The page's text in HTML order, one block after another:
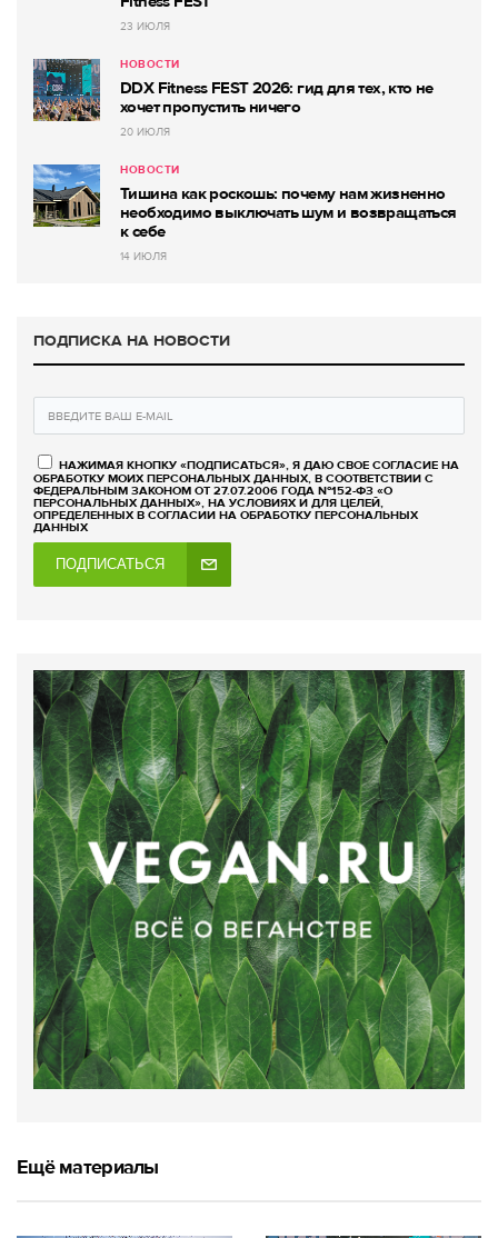
23 ИЮЛЯ
НОВОСТИ
DDX Fitness FEST 2026: гид для тех, кто не
хочет пропустить ничего
20 ИЮЛЯ
НОВОСТИ
Тишина как роскошь: почему нам жизненно
необходимо выключать шум и возвращаться
к себе
14 ИЮЛЯ
ПОДПИСКА НА НОВОСТИ
НАЖИМАЯ КНОПКУ «ПОДПИСАТЬСЯ», Я ДАЮ СВОЕ СОГЛАСИЕ НА
ОБРАБОТКУ МОИХ ПЕРСОНАЛЬНЫХ ДАННЫХ, В СООТВЕТСТВИИ С
ФЕДЕРАЛЬНЫМ ЗАКОНОМ ОТ 27.07.2006 ГОДА №152-ФЗ «О
ПЕРСОНАЛЬНЫХ ДАННЫХ», НА УСЛОВИЯХ И ДЛЯ ЦЕЛЕЙ,
ОПРЕДЕЛЕННЫХ В СОГЛАСИИ НА ОБРАБОТКУ ПЕРСОНАЛЬНЫХ
ДАННЫХ
ПОДПИСАТЬСЯ
Ещё материалы